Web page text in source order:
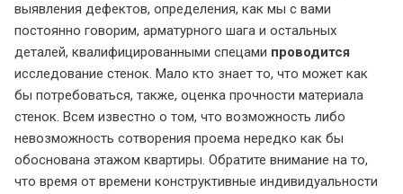
выявления дефектов, определения, как мы с вами
постоянно говорим, арматурного шага и остальных
деталей, квалифицированными спецами проводится
исследование стенок. Мало кто знает то, что может как
бы потребоваться, также, оценка прочности материала
стенок. Всем известно о том, что возможность либо
невозможность сотворения проема нередко как бы
обоснована этажом квартиры. Обратите внимание на то,
что время от времени конструктивные индивидуальности